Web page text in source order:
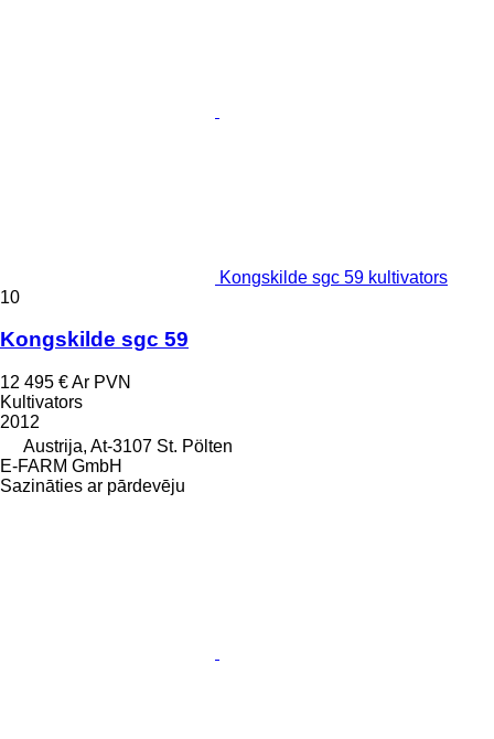
Kongskilde sgc 59 kultivators
10
Kongskilde sgc 59
12 495 €Ar PVN
Kultivators
2012
Austrija, At-3107 St. Pölten
E-FARM GmbH
Sazināties ar pārdevēju